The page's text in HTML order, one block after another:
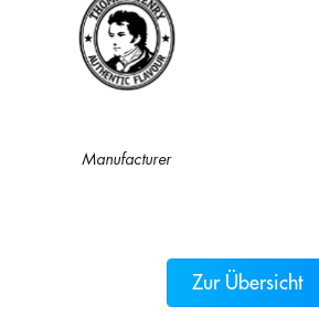
Manufacturer
Zur Übersicht